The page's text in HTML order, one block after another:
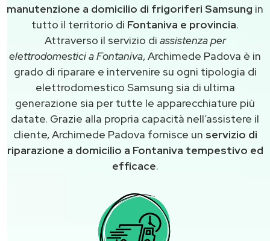
manutenzione a domicilio di frigoriferi Samsung in
tutto il territorio di Fontaniva e provincia.
Attraverso il servizio di assistenza per
elettrodomestici a Fontaniva, Archimede Padova è in
grado di riparare e intervenire su ogni tipologia di
elettrodomestico Samsung sia di ultima
generazione sia per tutte le apparecchiature più
datate. Grazie alla propria capacità nell’assistere il
cliente, Archimede Padova fornisce un servizio di
riparazione a domicilio a Fontaniva tempestivo ed
efficace.